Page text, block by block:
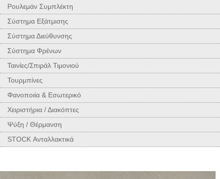
Ρουλεμάν Συμπλέκτη
Σύστημα Εξάτμισης
Σύστημα Διεύθυνσης
Σύστημα Φρένων
Ταινίες/Σπιράλ Τιμονιού
Τουρμπίνες
Φανοποιία & Εσωτερικό
Χειριστήρια / Διακόπτες
Ψύξη / Θέρμανση
STOCK Ανταλλακτικά